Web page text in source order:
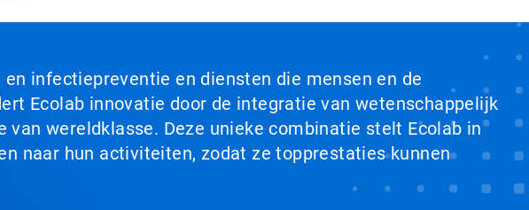
infectiepreventie en diensten die mensen en de
Ecolab innovatie door de integratie van wetenschappelijk
wereldklasse. Deze unieke combinatie stelt Ecolab in
naar hun activiteiten, zodat ze topprestaties kunnen